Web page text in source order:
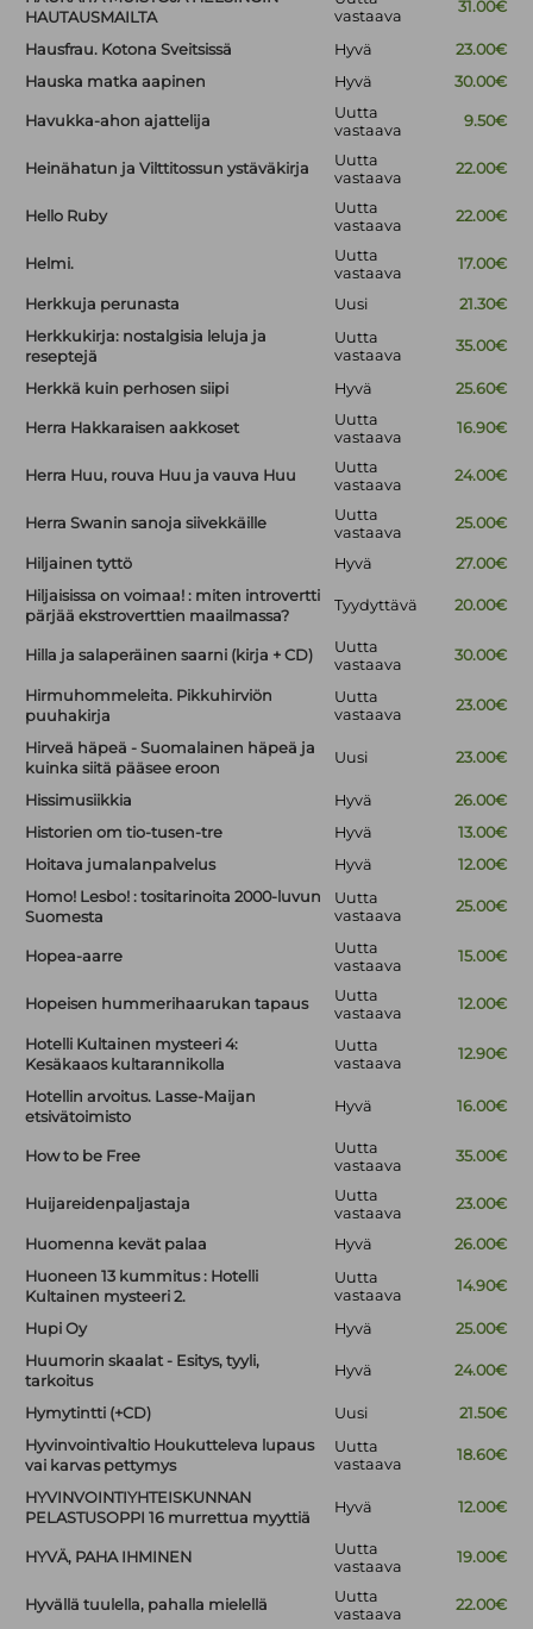
HAUTAUSMAILTA
vastaava
31.00€
Hausfrau. Kotona Sveitsissä Hyvä
23.00€
Hauska matka aapinen
Hyvä 30.00€
Havukka-ahon ajattelija
Uutta
vastaava
9.50€
Heinähatun ja Vilttitossun ystäväkirja
Uutta
vastaava
22.00€
Hello Ruby
Uutta
vastaava
22.00€
Helmi.
Uutta
vastaava
17.00€
Herkkuja perunasta Uusi
21.30€
Herkkukirja: nostalgisia leluja ja
reseptejä
Uutta
vastaava
35.00€
Herkkä kuin perhosen siipi Hyvä 25.60€
Herra Hakkaraisen aakkoset
Uutta
vastaava
16.90€
Herra Huu, rouva Huu ja vauva Huu
Uutta
vastaava
24.00€
Herra Swanin sanoja siivekkäille
Uutta
vastaava
25.00€
Hiljainen tyttö Hyvä
27.00€
Hiljaisissa on voimaa! : miten introvertti
pärjää ekstroverttien maailmassa?
Tyydyttävä 20.00€
Hilla ja salaperäinen saarni (kirja + CD)
Uutta
vastaava
30.00€
Hirmuhommeleita. Pikkuhirviön
puuhakirja
Uutta
vastaava
23.00€
Hirveä häpeä - Suomalainen häpeä ja
kuinka siitä pääsee eroon
Uusi 23.00€
Hissimusiikkia Hyvä
26.00€
Historien om tio-tusen-tre
Hyvä
13.00€
Hoitava jumalanpalvelus
Hyvä
12.00€
Homo! Lesbo! : tositarinoita 2000-luvun
Suomesta
Uutta
vastaava
25.00€
Hopea-aarre
Uutta
vastaava
15.00€
Hopeisen hummerihaarukan tapaus
Uutta
vastaava
12.00€
Hotelli Kultainen mysteeri 4:
Kesäkaaos kultarannikolla
Uutta
vastaava
12.90€
Hotellin arvoitus. Lasse-Maijan
etsivätoimisto
Hyvä 16.00€
How to be Free
Uutta
vastaava
35.00€
Huijareidenpaljastaja
Uutta
vastaava
23.00€
Huomenna kevät palaa Hyvä
26.00€
Huoneen 13 kummitus : Hotelli
Kultainen mysteeri 2.
Uutta
vastaava
14.90€
Hupi Oy Hyvä
25.00€
Huumorin skaalat - Esitys, tyyli,
tarkoitus
Hyvä 24.00€
Hymytintti (+CD) Uusi
21.50€
Hyvinvointivaltio Houkutteleva lupaus
vai karvas pettymys
Uutta
vastaava
18.60€
HYVINVOINTIYHTEISKUNNAN
PELASTUSOPPI 16 murrettua myyttiä
Hyvä 12.00€
HYVÄ, PAHA IHMINEN
Uutta
vastaava
19.00€
Hyvällä tuulella, pahalla mielellä
Uutta
vastaava
22.00€